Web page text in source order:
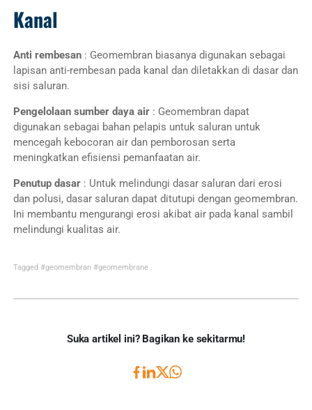
Kanal
Anti rembesan: Geomembran biasanya digunakan sebagai
lapisan anti-rembesan pada kanal dan diletakkan di dasar dan
sisi saluran.
Pengelolaan sumber daya air: Geomembran dapat
digunakan sebagai bahan pelapis untuk saluran untuk
mencegah kebocoran air dan pemborosan serta
meningkatkan efisiensi pemanfaatan air.
Penutup dasar: Untuk melindungi dasar saluran dari erosi
dan polusi, dasar saluran dapat ditutupi dengan geomembran.
Ini membantu mengurangi erosi akibat air pada kanal sambil
melindungi kualitas air.
Tagged #geomembran #geomembrane
Suka artikel ini? Bagikan ke sekitarmu!